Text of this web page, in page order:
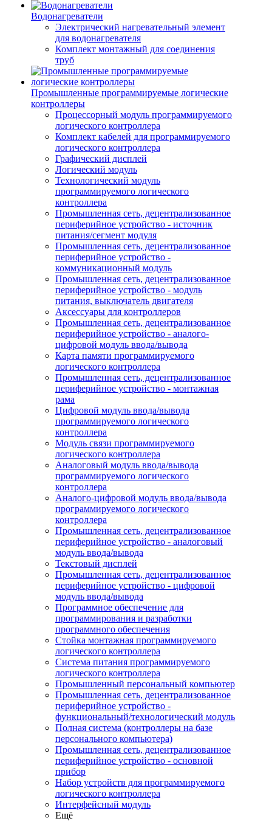
Водонагреватели
Электрический нагревательный элемент
для водонагревателя
Комплект монтажный для соединения
труб
Промышленные программируемые логические
контроллеры
Процессорный модуль программируемого
логического контроллера
Комплект кабелей для программируемого
логического контроллера
Графический дисплей
Логический модуль
Технологический модуль
программируемого логического
контроллера
Промышленная сеть, децентрализованное
периферийное устройство - источник
питания/сегмент модуля
Промышленная сеть, децентрализованное
периферийное устройство -
коммуникационный модуль
Промышленная сеть, децентрализованное
периферийное устройство - модуль
питания, выключатель двигателя
Аксессуары для контроллеров
Промышленная сеть, децентрализованное
периферийное устройство - аналого-
цифровой модуль ввода/вывода
Карта памяти программируемого
логического контроллера
Промышленная сеть, децентрализованное
периферийное устройство - монтажная
рама
Цифровой модуль ввода/вывода
программируемого логического
контроллера
Модуль связи программируемого
логического контроллера
Аналоговый модуль ввода/вывода
программируемого логического
контроллера
Аналого-цифровой модуль ввода/вывода
программируемого логического
контроллера
Промышленная сеть, децентрализованное
периферийное устройство - аналоговый
модуль ввода/вывода
Текстовый дисплей
Промышленная сеть, децентрализованное
периферийное устройство - цифровой
модуль ввода/вывода
Программное обеспечение для
программирования и разработки
программного обеспечения
Стойка монтажная программируемого
логического контроллера
Система питания программируемого
логического контроллера
Промышленный персональный компьютер
Промышленная сеть, децентрализованное
периферийное устройство -
функциональный/технологический модуль
Полная система (контроллеры на базе
персонального компьютера)
Промышленная сеть, децентрализованное
периферийное устройство - основной
прибор
Набор устройств для программируемого
логического контроллера
Интерфейсный модуль
Ещё